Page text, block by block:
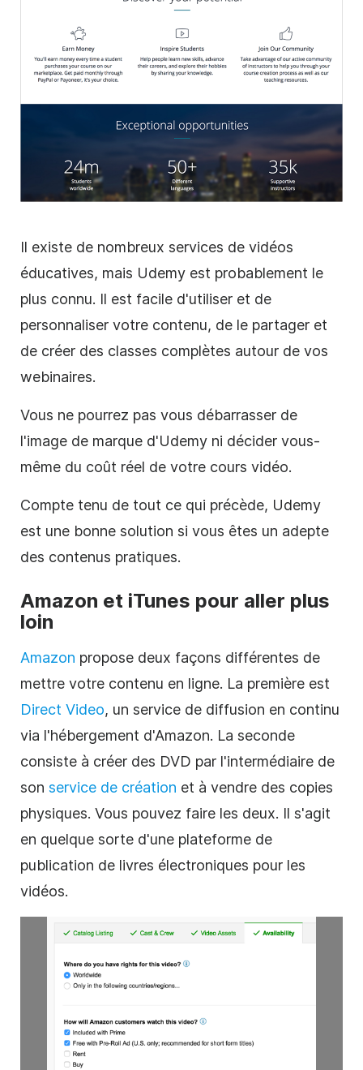
Il existe de nombreux services de vidéos
éducatives, mais Udemy est probablement le
plus connu. Il est facile d'utiliser et de
personnaliser votre contenu, de le partager et
de créer des classes complètes autour de vos
webinaires.
Vous ne pourrez pas vous débarrasser de
l'image de marque d'Udemy ni décider vous-
même du coût réel de votre cours vidéo.
Compte tenu de tout ce qui précède, Udemy
est une bonne solution si vous êtes un adepte
des contenus pratiques.
Amazon et iTunes pour aller plus
loin
Amazon propose deux façons différentes de
mettre votre contenu en ligne. La première est
Direct Video, un service de diffusion en continu
via l'hébergement d'Amazon. La seconde
consiste à créer des DVD par l'intermédiaire de
son service de création et à vendre des copies
physiques. Vous pouvez faire les deux. Il s'agit
en quelque sorte d'une plateforme de
publication de livres électroniques pour les
vidéos.